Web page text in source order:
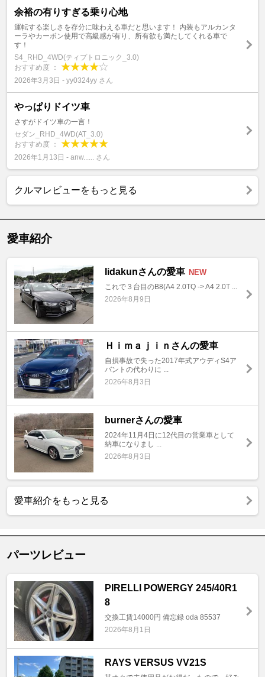
余裕の有りすぎる乗り心地
運転する楽しさを存分に味わえる車だと思います！ 内装もアルカンタ
ーラやカーボン使用で高級感が有り、所有欲も満たしてくれる車で
す！
S4_RHD_4WD(ティプトロニック_3.0)
おすすめ度 ：
2026年3月3日 - yy0324yy さん
やっぱりドイツ車
さすがドイツ車の一言！
セダン_RHD_4WD(AT_3.0)
おすすめ度 ：
2026年1月13日 - anw...... さん
クルマレビューをもっと見る
愛車紹介
Iidakunさんの愛車 NEW
これで３台目のB8(A4 2.0TQ -> A4 2.0T ...
2026年8月9日
Ｈｉｍａｊｉｎさんの愛車
自損事故で失った2017年式アウディS4ア
バントの代わりに ...
2026年8月3日
burnerさんの愛車
2024年11月4日に12代目の営業車として
納車になりまし ...
2026年8月3日
愛車紹介をもっと見る
パーツレビュー
PIRELLI POWERGY 245/40R1
8
交換工賃14000円 備忘録 oda 85537
2026年8月1日
RAYS VERSUS VV21S